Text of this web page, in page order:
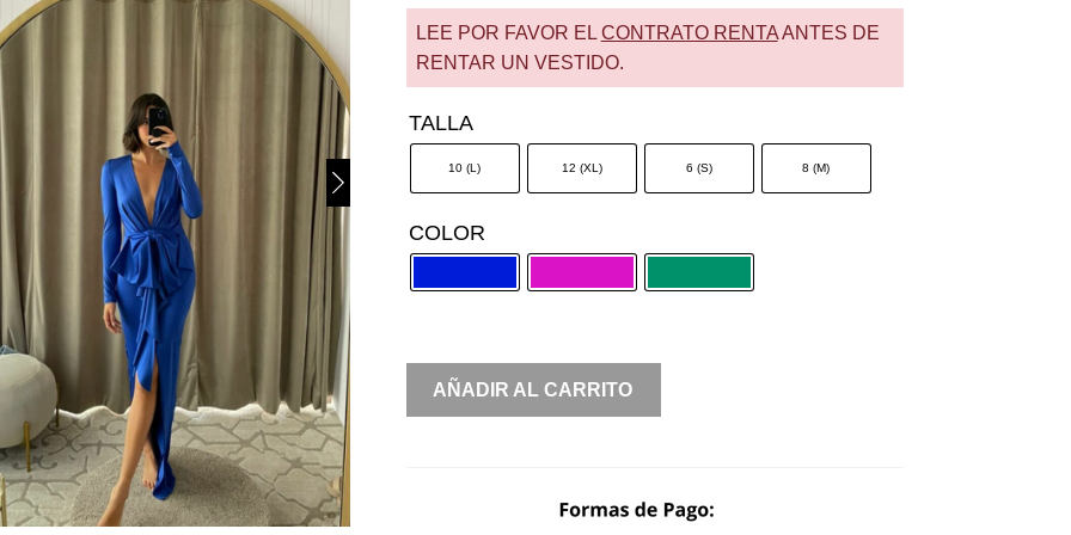
LEE POR FAVOR EL CONTRATO RENTAANTES DE
RENTAR UN VESTIDO.
TALLA
10 (L) 12 (XL) 6 (S) 8 (M)
COLOR
RENTA
MANGA
AÑADIR AL CARRITO